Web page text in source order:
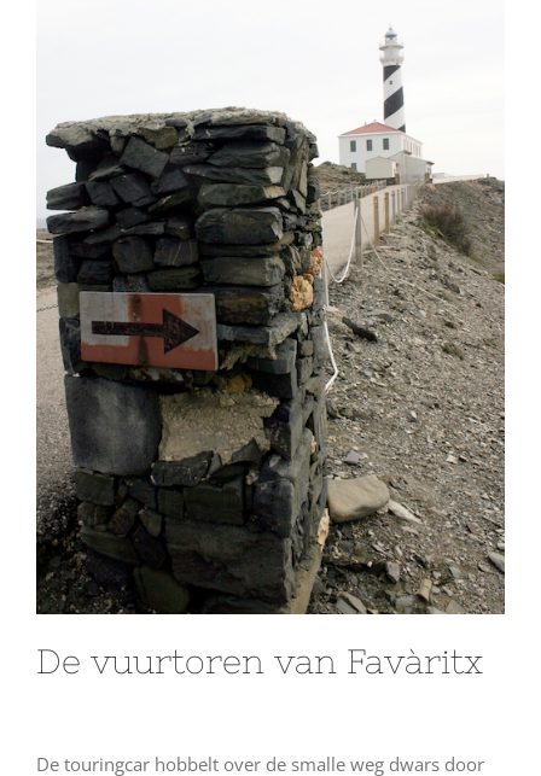
De vuurtoren van Favàritx
De touringcar hobbelt over de smalle weg dwars door